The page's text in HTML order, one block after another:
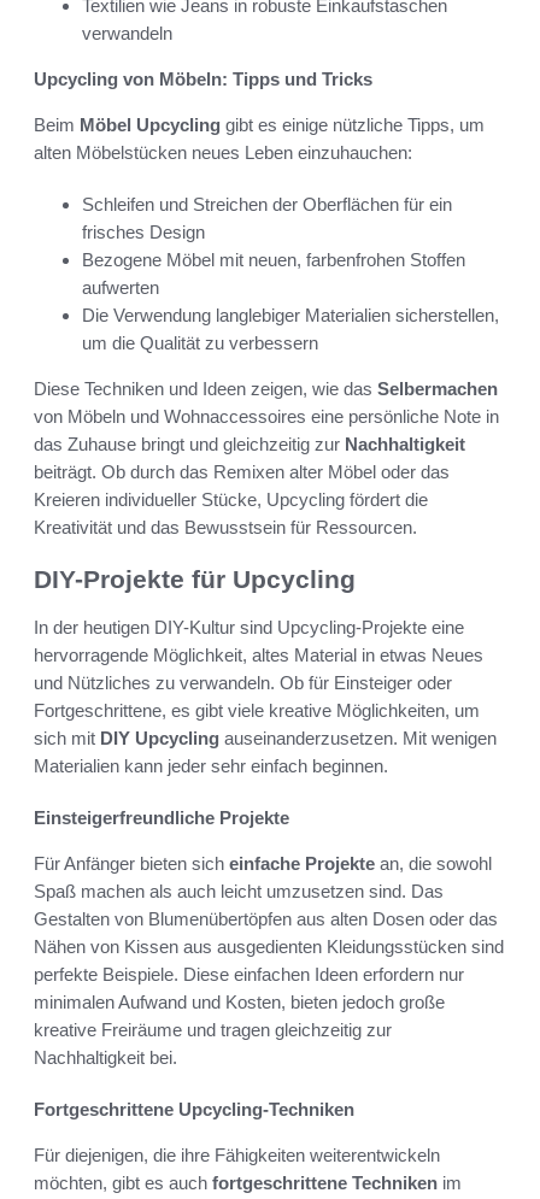
Textilien wie Jeans in robuste Einkaufstaschen
verwandeln
Upcycling von Möbeln: Tipps und Tricks
Beim Möbel Upcycling gibt es einige nützliche Tipps, um
alten Möbelstücken neues Leben einzuhauchen:
Schleifen und Streichen der Oberflächen für ein
frisches Design
Bezogene Möbel mit neuen, farbenfrohen Stoffen
aufwerten
Die Verwendung langlebiger Materialien sicherstellen,
um die Qualität zu verbessern
Diese Techniken und Ideen zeigen, wie das Selbermachen
von Möbeln und Wohnaccessoires eine persönliche Note in
das Zuhause bringt und gleichzeitig zur Nachhaltigkeit
beiträgt. Ob durch das Remixen alter Möbel oder das
Kreieren individueller Stücke, Upcycling fördert die
Kreativität und das Bewusstsein für Ressourcen.
DIY-Projekte für Upcycling
In der heutigen DIY-Kultur sind Upcycling-Projekte eine
hervorragende Möglichkeit, altes Material in etwas Neues
und Nützliches zu verwandeln. Ob für Einsteiger oder
Fortgeschrittene, es gibt viele kreative Möglichkeiten, um
sich mit DIY Upcycling auseinanderzusetzen. Mit wenigen
Materialien kann jeder sehr einfach beginnen.
Einsteigerfreundliche Projekte
Für Anfänger bieten sich einfache Projekte an, die sowohl
Spaß machen als auch leicht umzusetzen sind. Das
Gestalten von Blumenübertöpfen aus alten Dosen oder das
Nähen von Kissen aus ausgedienten Kleidungsstücken sind
perfekte Beispiele. Diese einfachen Ideen erfordern nur
minimalen Aufwand und Kosten, bieten jedoch große
kreative Freiräume und tragen gleichzeitig zur
Nachhaltigkeit bei.
Fortgeschrittene Upcycling-Techniken
Für diejenigen, die ihre Fähigkeiten weiterentwickeln
möchten, gibt es auch fortgeschrittene Techniken im